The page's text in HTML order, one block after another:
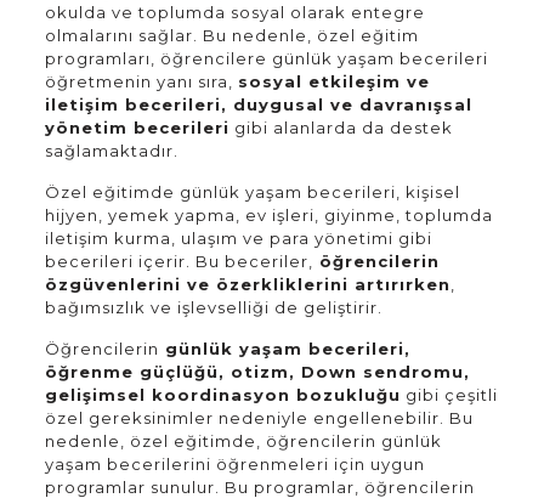
okulda ve toplumda sosyal olarak entegre
olmalarını sağlar. Bu nedenle, özel eğitim
programları, öğrencilere günlük yaşam becerileri
öğretmenin yanı sıra, sosyal etkileşim ve
iletişim becerileri, duygusal ve davranışsal
yönetim becerileri gibi alanlarda da destek
sağlamaktadır.
Özel eğitimde günlük yaşam becerileri, kişisel
hijyen, yemek yapma, ev işleri, giyinme, toplumda
iletişim kurma, ulaşım ve para yönetimi gibi
becerileri içerir. Bu beceriler,
öğrencilerin
özgüvenlerini ve özerkliklerini artırırken
bağımsızlık ve işlevselliği de geliştirir.
Öğrencilerin günlük yaşam becerileri,
öğrenme güçlüğü, otizm, Down sendromu,
gelişimsel koordinasyon bozukluğu gibi çeşitli
özel gereksinimler nedeniyle engellenebilir. Bu
nedenle, özel eğitimde, öğrencilerin günlük
yaşam becerilerini öğrenmeleri için uygun
programlar sunulur. Bu programlar, öğrencilerin